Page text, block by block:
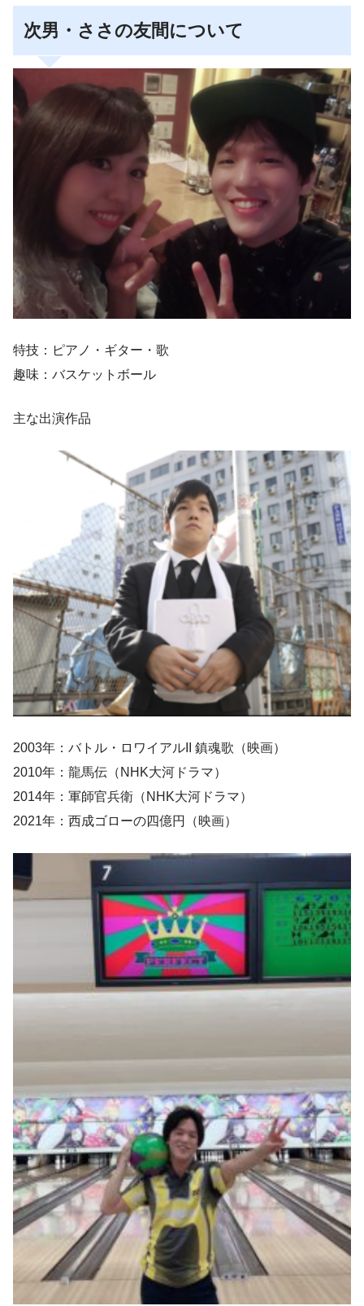
次男・ささの友間について
特技：ピアノ・ギター・歌
趣味：バスケットボール
主な出演作品
2003年：バトル・ロワイアルII 鎮魂歌（映画）
2010年：龍馬伝（NHK大河ドラマ）
2014年：軍師官兵衛（NHK大河ドラマ）
2021年：西成ゴローの四億円（映画）